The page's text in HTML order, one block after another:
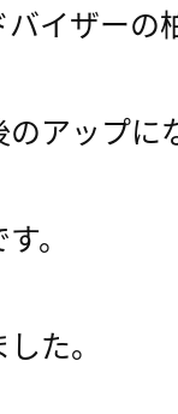
イザーの
アップに
。
た。